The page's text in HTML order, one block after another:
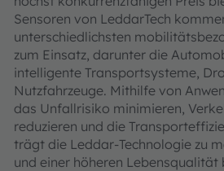
Sensoren von LeddarTech
unterschiedlichsten
zum Einsatz, darunter die
intelligente Transportsysteme,
Nutzfahrzeuge. Mithilfe von
das Unfallrisiko minimieren,
reduzieren und die
trägt die Leddar-Technologie zu
und einer höheren Lebensqualität